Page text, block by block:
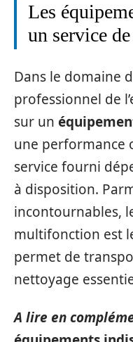
Les
un service
Dans le domaine
professionnel de
sur un
une performance
service fourni
à disposition.
incontournables,
multifonction est
permet de
nettoyage
A lire en